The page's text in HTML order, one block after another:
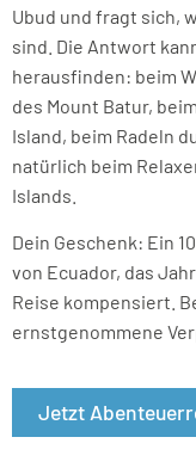
Ubud und fragt sich,
sind. Die Antwort
herausfinden: beim
des Mount Batur,
Island, beim Radeln
natürlich beim
Islands.
Dein Geschenk: Ein
von Ecuador, das
Reise kompensiert.
ernstgenommene
Jetzt